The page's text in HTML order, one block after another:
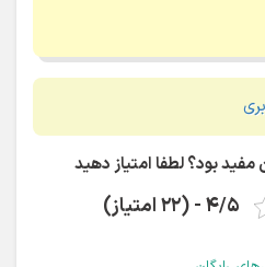
بود؟ لطفا امتیاز دهید
4/5 - (22 امتیاز)